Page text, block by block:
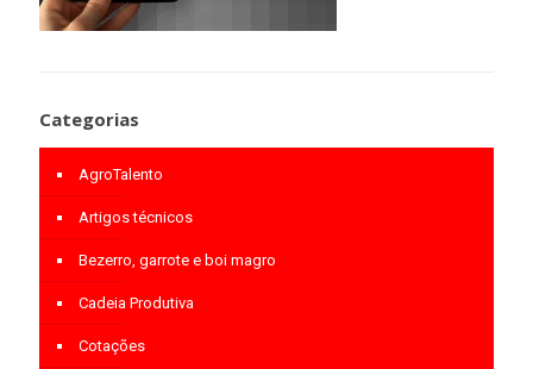
Categorias
AgroTalento
Artigos técnicos
Bezerro, garrote e boi magro
Cadeia Produtiva
Cotações